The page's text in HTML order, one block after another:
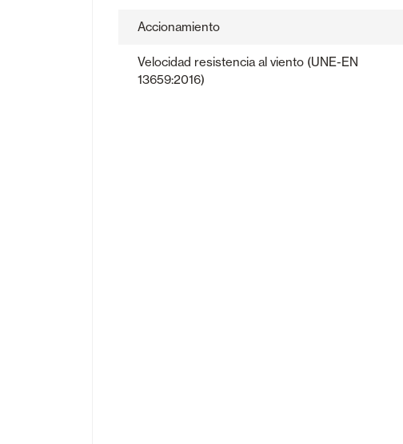
Accionamiento
Velocidad resistencia al viento (UNE-EN
13659:2016)